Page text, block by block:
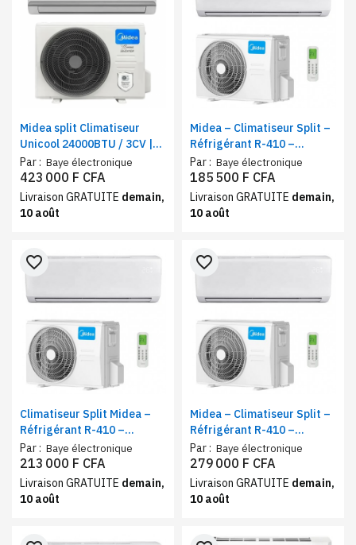
Midea split Climatiseur
Unicool 24000BTU / 3CV |
New inverter
Par : Baye électronique
423 000 F CFA
Livraison GRATUITE demain,
10 août
Midea – Climatiseur Split –
Réfrigérant R-410 –
Fonction Nuit – 9000 BTU
Par : Baye électronique
185 500 F CFA
Livraison GRATUITE demain,
10 août
Climatiseur Split Midea –
Réfrigérant R-410 –
Capacité de
refroidissement 12000
BTU, Télécommande
Intelligente
Par : Baye électronique
favorite_border
213 000 F CFA
Livraison GRATUITE demain,
10 août
Midea – Climatiseur Split –
Réfrigérant R-410 –
Technologie moderne et
écoénergétique 18000BTU
Par : Baye électronique
favorite_border
279 000 F CFA
Livraison GRATUITE demain,
10 août